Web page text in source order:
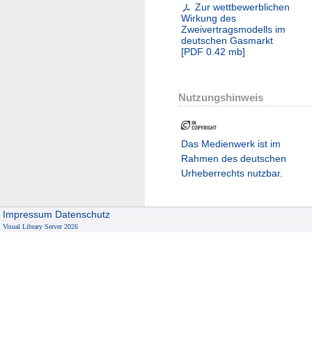
Zur wettbewerblichen
Wirkung des
Zweivertragsmodells im
deutschen Gasmarkt
[PDF 0.42 mb]
Nutzungshinweis
Das Medienwerk ist im
Rahmen des deutschen
Urheberrechts nutzbar.
Impressum Datenschutz
Visual Library Server 2026